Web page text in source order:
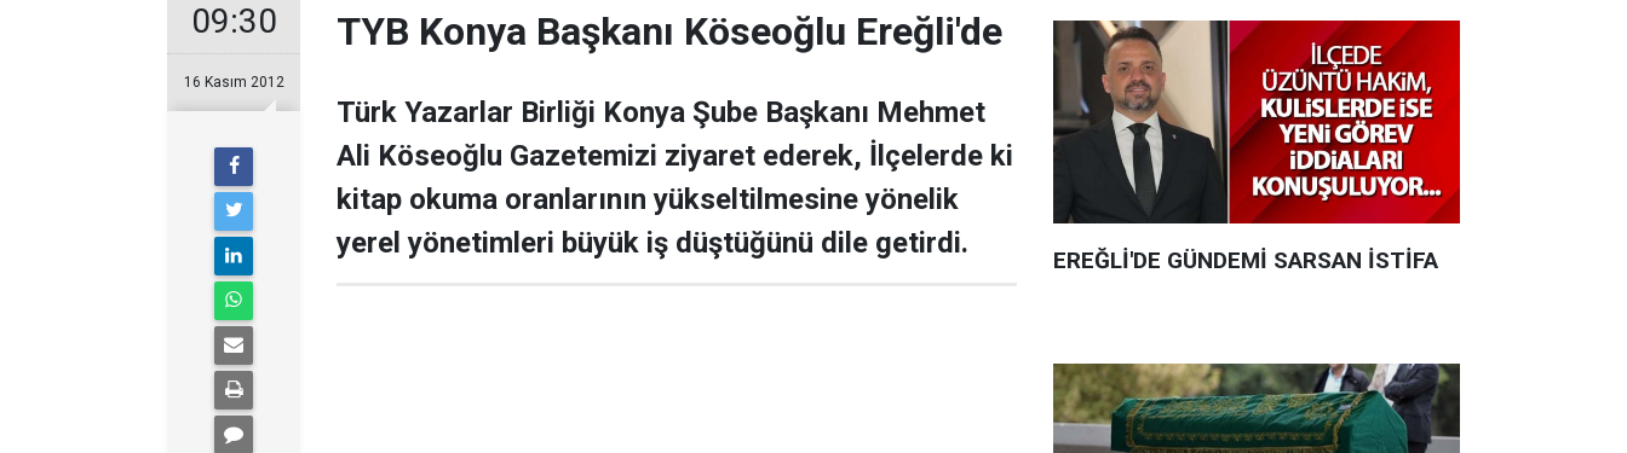
09:30
16 Kasım 2012
TYB Konya Başkanı Köseoğlu Ereğli'de
Türk Yazarlar Birliği Konya Şube Başkanı Mehmet
Ali Köseoğlu Gazetemizi ziyaret ederek, İlçelerde ki
kitap okuma oranlarının yükseltilmesine yönelik
yerel yönetimleri büyük iş düştüğünü dile getirdi.
EREĞLİ'DE GÜNDEMİ SARSAN İSTİFA